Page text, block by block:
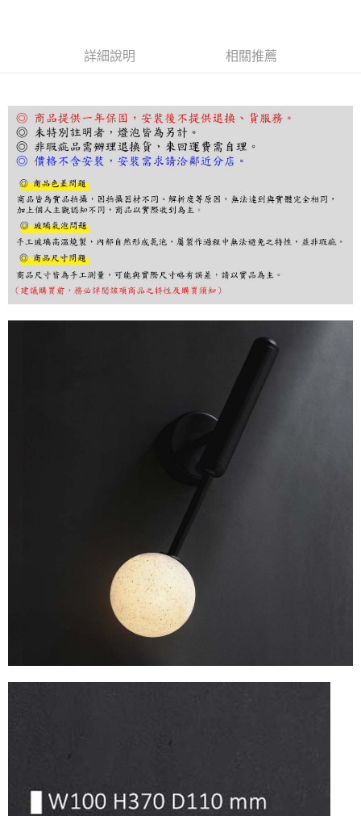
１．簡單：不需註冊會員、不需綁卡、不需儲值。
２．便利：只要手機號碼，簡訊認證，即可結帳。
【「AFTEE先享後付」結帳流程】
１．於結帳方式選擇「AFTEE先享後付」後，將跳轉至「AFTEE先享後付」
結帳頁面，進行簡訊認證並確認金額後，即可完成結帳。
２．訂單成立數日內，您將收到繳費通知簡訊。
３．收到繳費通知簡訊後14天內，點擊此簡訊中的連結，可透過四大超商／
ATM／網路銀行／等多元方式進行付款，方視為交易完成。
※ 請注意：結帳手續完成當下不需立刻繳費，但若您需要取消訂單，請聯絡
購買商品的店家。未經商家同意取消之訂單仍視為有效，需透過AFTEE先享
後付繳納相關費用。
※ 交易是否成功請以「AFTEE先享後付 」之結帳頁面顯示為準，若有關於
是否繳費成功／繳費後需取消欲退款等相關疑問，請聯繫「AFTEE先享後付
客戶支援中心」https://netprotections.freshdesk.com/support/home
【注意事項】
易，需依本服務之必要範圍內提供個人資料，並將交易相關給付款項請求債
３．未成年的使用者請事先徵得法定代理人或監護人之同意方可使用
「AFTEE先享後付」，若未經同意申辦者引起之損失，本公司不負相關責
４．使用「AFTEE先享後付」時，將依據個別帳號之用戶狀況，依本公司即
時審查核予不同之上限額度；若仍有額度不足之情形，本公司將視審查結果
５．嚴禁一人註冊多個帳號或使用他人資訊註冊。若發現惡意使用之情形，
每筆NT$180，滿NT$5,000(含以上)免運費
詳細說明 相關推薦